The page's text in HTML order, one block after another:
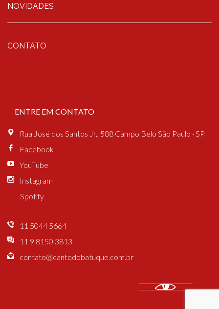
NOVIDADES
CONTATO
ENTRE EM CONTATO
Rua José dos Santos Jr., 588 Campo Belo São Paulo · SP
Facebook
YouTube
Instagram
Spotify
11 5044 5664
11 9 8150 3813
contato@cantodobatuque.com.br